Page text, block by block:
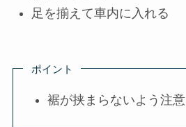
足を揃えて車内に入れる
ポイント
裾が挟まらないよう注意